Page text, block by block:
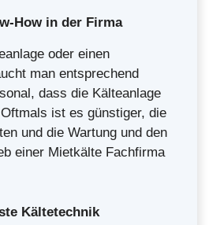
How in der Firma
oder einen
man entsprechend
dass die Kälteanlage
ist es günstiger, die
und die Wartung und den
einer Mietkälte Fachfirma
Kältetechnik